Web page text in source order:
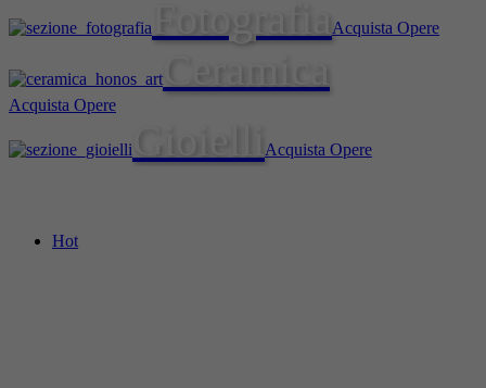
Acquista Opere
Acquista Opere
Acquista Opere
Hot